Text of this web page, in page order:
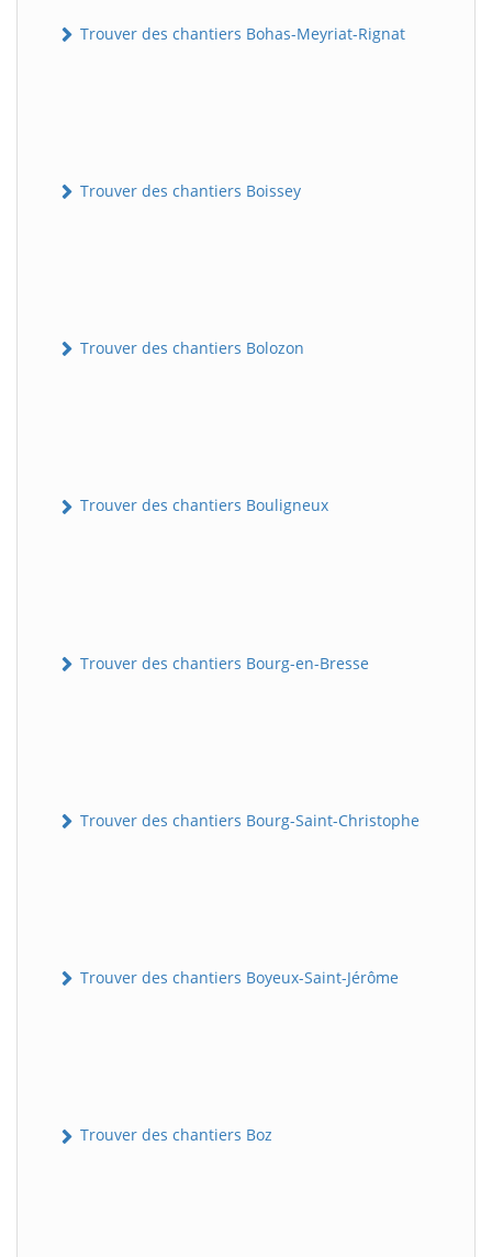
Trouver des chantiers Bohas-Meyriat-Rignat
Trouver des chantiers Boissey
Trouver des chantiers Bolozon
Trouver des chantiers Bouligneux
Trouver des chantiers Bourg-en-Bresse
Trouver des chantiers Bourg-Saint-Christophe
Trouver des chantiers Boyeux-Saint-Jérôme
Trouver des chantiers Boz